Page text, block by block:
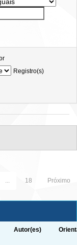
Registro(s)
... 18 Próximo
Autor(es)